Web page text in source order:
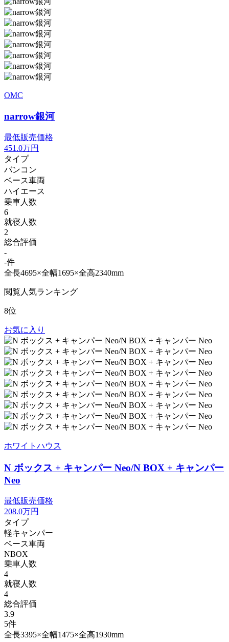
OMC
narrow銀河
最低販売価格
451.0万円
タイプ
バンコン
ベース車両
ハイエース
乗車人数
6
就寝人数
2
総合評価
-
-件
全長4695×全幅1695×全高2340mm
閲覧人気ランキング
8位
お気に入り
ホワイトハウス
N ボックス + キャンパー Neo/N BOX + キャンパー
Neo
最低販売価格
208.0万円
タイプ
軽キャンパー
ベース車両
NBOX
乗車人数
4
就寝人数
4
総合評価
3.9
5件
全長3395×全幅1475×全高1930mm